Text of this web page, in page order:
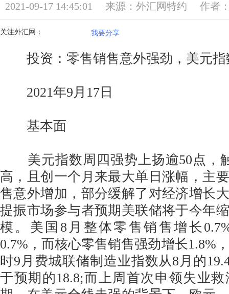
2021-09-17 14:45:01 来源：外汇网特约 作者
关注外汇网： 我要分享
投资：零售销售意外强劲，美元指
2021年9月17日
基本面
美元指数周四强势上扬逾50点，
高，且创一个月来最大单日涨幅，主
售意外增加，部分缓解了对经济增长
提振市场参与者预期美联储将于今年
模。美国8月整体零售销售增长
0.7%，而核心零售销售强劲增长1.8%
时9月费城联储制造业指数从8月的
于预期的18.8;而上周首次申领失业